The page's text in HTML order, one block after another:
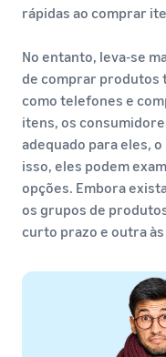
rápidas ao comprar
No entanto, leva-se
de comprar produtos
como telefones e
itens, os
adequado para eles,
isso, eles podem
opções. Embora
os grupos de
curto prazo e outra